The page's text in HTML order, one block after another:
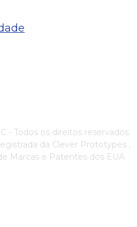
- Todos os direitos reservados.
da Clever Prototypes ,
Marcas e Patentes dos EUA